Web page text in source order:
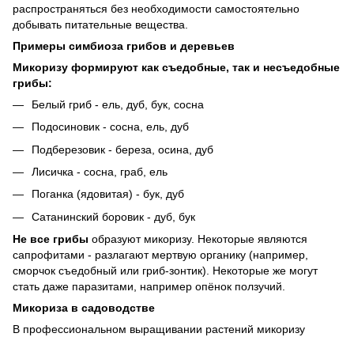
распространяться без необходимости самостоятельно
добывать питательные вещества.
Примеры симбиоза грибов и деревьев
Микоризу формируют как съедобные, так и несъедобные
грибы:
Белый гриб - ель, дуб, бук, сосна
Подосиновик - сосна, ель, дуб
Подберезовик - береза, осина, дуб
Лисичка - сосна, граб, ель
Поганка (ядовитая) - бук, дуб
Сатанинский боровик - дуб, бук
Не все грибы образуют микоризу. Некоторые являются
сапрофитами - разлагают мертвую органику (например,
сморчок съедобный или гриб-зонтик). Некоторые же могут
стать даже паразитами, например опёнок ползучий.
Микориза в садоводстве
В профессиональном выращивании растений микоризу